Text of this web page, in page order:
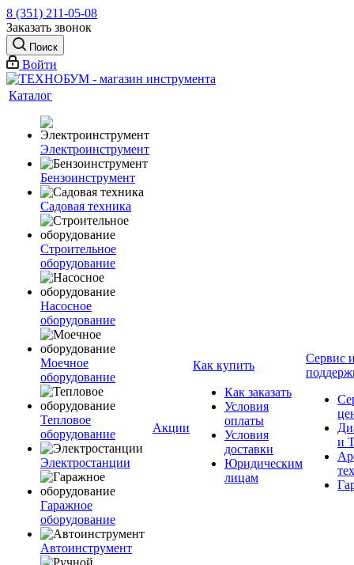
8 (351) 211-05-08
Заказать звонок
Поиск
Войти
Каталог
Электроинструмент
Бензоинструмент
Садовая техника
Строительное
оборудование
Насосное
оборудование
Моечное
оборудование
Тепловое
оборудование
Электростанции
Гаражное
оборудование
Автоинструмент
Акции
Как купить
Как заказать
Условия
оплаты
Условия
доставки
Юридическим
лицам
Сервис
и